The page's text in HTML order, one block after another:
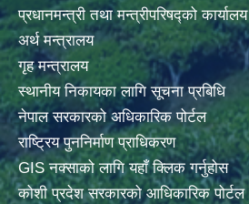
प्रधानमन्त्री तथा मन्त्रीपरिषद्को कार्यालय
अर्थ मन्त्रालय
गृह मन्त्रालय
स्थानीय निकायका लागि सूचना प्रबिधि
नेपाल सरकारको अधिकारिक पोर्टल
राष्ट्रिय पुननिर्माण प्राधिकरण
GIS नक्साको लागि यहाँ क्लिक गर्नुहोस
कोशी प्रदेश सरकारको आधिकारिक पोर्टल